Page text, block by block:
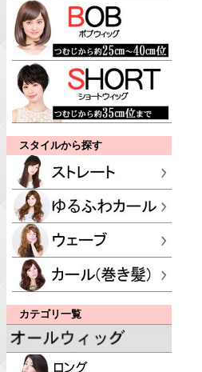
スタイルから探す
カテゴリ一覧